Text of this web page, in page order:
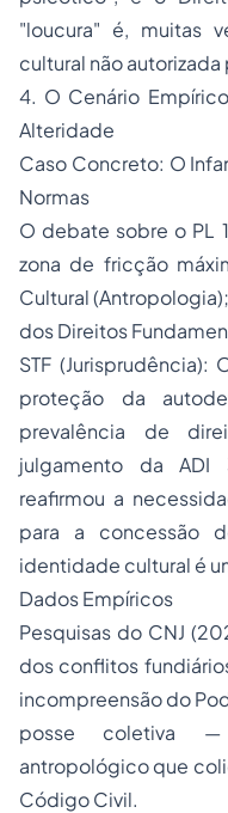
"loucura" é, muitas
cultural não
​4. O Cenário
Alteridade
​Caso Concreto: O
Normas
​O debate sobre o PL
zona de fricção
Cultural
dos Direitos
​STF
proteção da
prevalência de
julgamento da ADI
reafirmou a
para a concessão
identidade cultural é
​Dados Empíricos
​Pesquisas do CNJ
dos conflitos
incompreensão do
posse coletiva —
antropológico que
Código Civil.